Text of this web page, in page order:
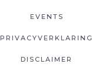
EVENTS
PRIVACYVERKLARING
DISCLAIMER